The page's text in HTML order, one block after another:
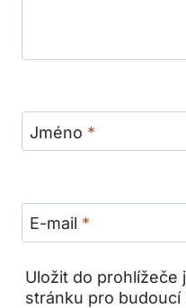
Jméno *
E-mail *
Uložit do prohlížeče
stránku pro budoucí